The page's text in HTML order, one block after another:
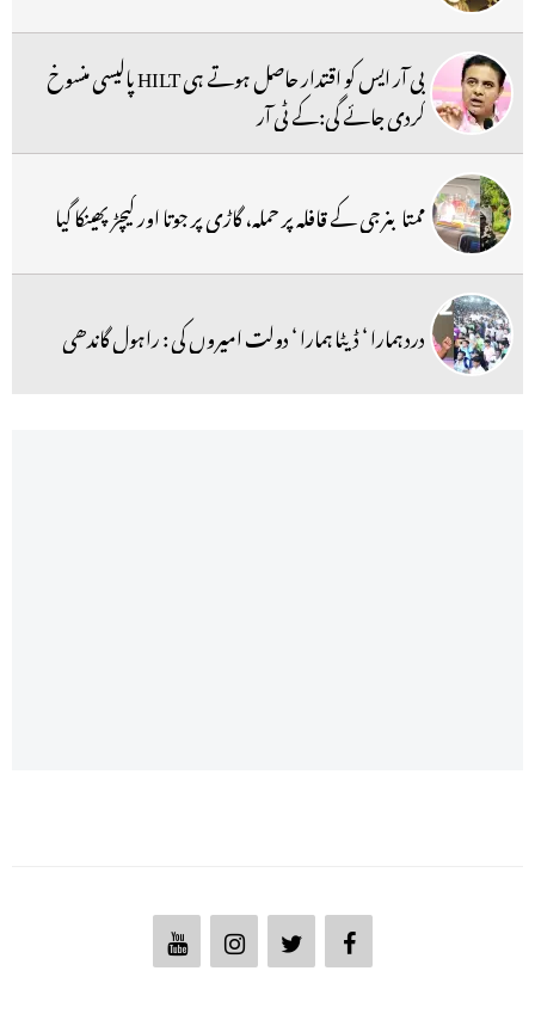
بی آر ایس کو اقتدار حاصل ہوتے ہی HILT پالیسی منسوخ
کردی جائے گی:کے ٹی آر
ممتا بنرجی کے قافلہ پر حملہ، گاڑی پر جوتا اور کیچڑ پھینکا گیا
درد ہمارا ‘ ڈیٹا ہمارا ‘ دولت امیروں کی : راہول گاندھی